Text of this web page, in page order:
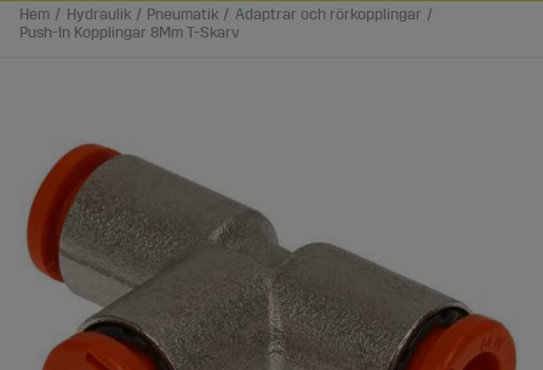
Hem Hydraulik Pneumatik
Adaptrar och rörkopplingar
Push-In Kopplingar 8Mm T-Skarv